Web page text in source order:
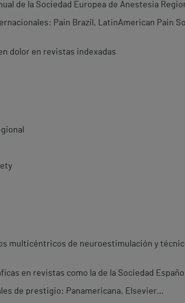
de la Sociedad Europea de Anestesia
Pain Brazil, LatinAmerican Pain
dolor en revistas indexadas
multicéntricos de neuroestimulación y
en revistas como la de la Sociedad
de prestigio: Panamericana, Elsevier…